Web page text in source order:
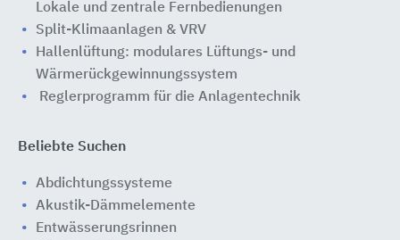
Lokale und zentrale Fernbedienungen
Split-Klimaanlagen & VRV
Hallenlüftung: modulares Lüftungs- und
Wärmerückgewinnungssystem
Reglerprogramm für die Anlagentechnik
Beliebte Suchen
Abdichtungssysteme
Akustik-Dämmelemente
Entwässerungsrinnen